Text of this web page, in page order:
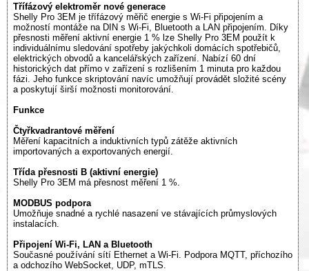
Třífázový elektroměr nové generace
Shelly Pro 3EM je třífázový měřič energie s Wi-Fi připojením a
možností montáže na DIN s Wi-Fi, Bluetooth a LAN připojením. Díky
přesnosti měření aktivní energie 1 % lze Shelly Pro 3EM použít k
individuálnímu sledování spotřeby jakýchkoli domácích spotřebičů,
elektrických obvodů a kancelářských zařízení. Nabízí 60 dní
historických dat přímo v zařízení s rozlišením 1 minuta pro každou
fázi. Jeho funkce skriptování navíc umožňují provádět složité scény
a poskytují širší možnosti monitorování.
Funkce
Čtyřkvadrantové měření
Měření kapacitních a induktivních typů zátěže aktivních
importovaných a exportovaných energií.
Třída přesnosti B (aktivní energie)
Shelly Pro 3EM má přesnost měření 1 %.
MODBUS podpora
Umožňuje snadné a rychlé nasazení ve stávajících průmyslových
instalacích.
Připojení Wi-Fi, LAN a Bluetooth
Současné používání sítí Ethernet a Wi-Fi. Podpora MQTT, příchozího
a odchozího WebSocket, UDP, mTLS.